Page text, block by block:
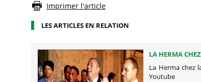
Imprimer l'article
LES ARTICLES EN RELATION
LA HERMA
La Herma chez
Youtube